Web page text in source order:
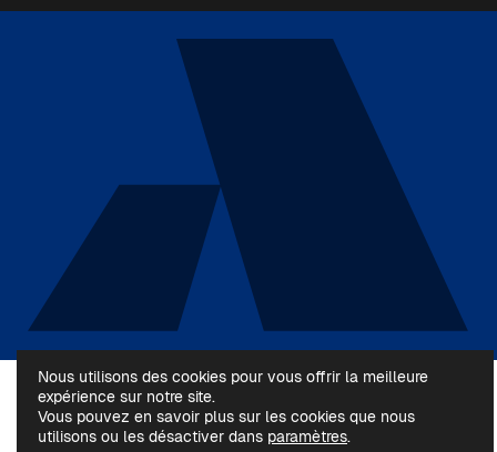
Nous utilisons des cookies pour vous offrir la meilleure
expérience sur notre site.
Vous pouvez en savoir plus sur les cookies que nous
utilisons ou les désactiver dans paramètres.